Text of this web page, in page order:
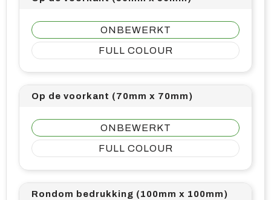
ONBEWERKT
FULL COLOUR
Op de voorkant (70mm x 70mm)
ONBEWERKT
FULL COLOUR
Rondom bedrukking (100mm x 100mm)